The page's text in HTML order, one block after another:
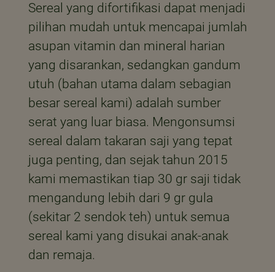
Sereal yang difortifikasi dapat menjadi
pilihan mudah untuk mencapai jumlah
asupan vitamin dan mineral harian
yang disarankan, sedangkan gandum
utuh (bahan utama dalam sebagian
besar sereal kami) adalah sumber
serat yang luar biasa. Mengonsumsi
sereal dalam takaran saji yang tepat
juga penting, dan sejak tahun 2015
kami memastikan tiap 30 gr saji tidak
mengandung lebih dari 9 gr gula
(sekitar 2 sendok teh) untuk semua
sereal kami yang disukai anak-anak
dan remaja.